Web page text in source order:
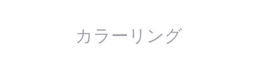
カラーリング